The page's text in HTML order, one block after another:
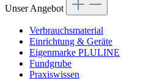
Unser Angebot
Verbrauchsmaterial
Einrichtung & Geräte
Eigenmarke PLULINE
Fundgrube
Praxiswissen